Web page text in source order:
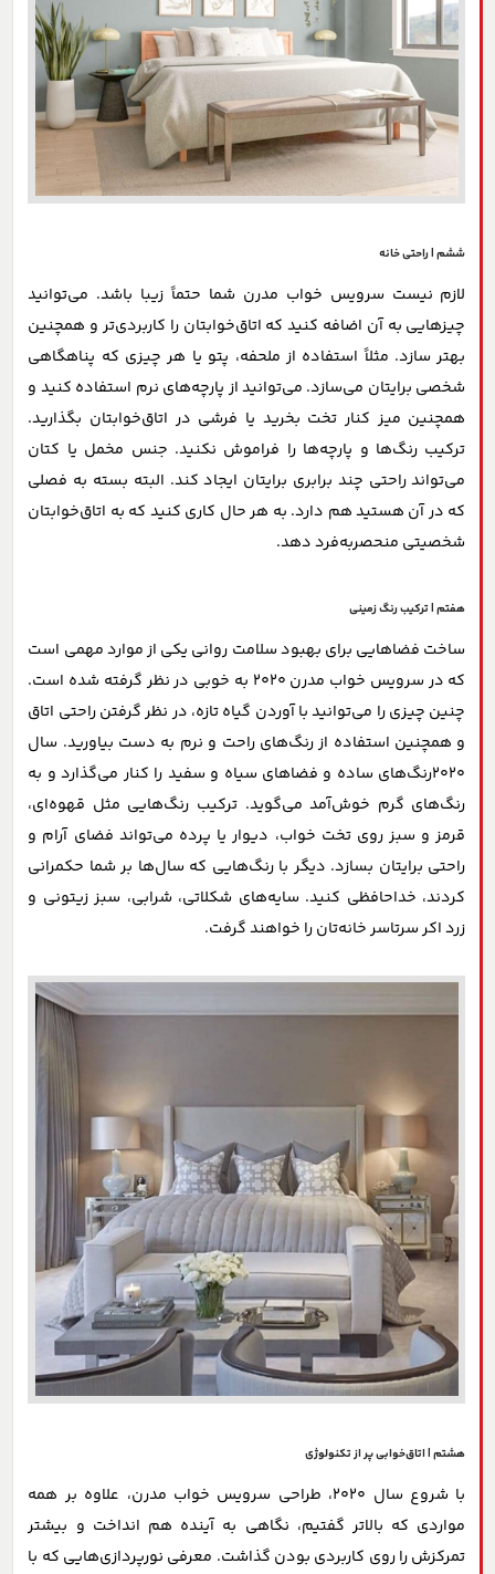
ششم | راحتی خانه
لازم نیست سرویس خواب مدرن شما حتماً زیبا باشد. می‌توانید
چیزهایی به آن اضافه کنید که اتاق‌خوابتان را کاربردی‌تر و همچنین
بهتر سازد. مثلاً استفاده از ملحفه، پتو یا هر چیزی که پناهگاهی
شخصی برایتان می‌سازد. می‌توانید از پارچه‌های نرم استفاده کنید و
همچنین میز کنار تخت بخرید یا فرشی در اتاق‌خوابتان بگذارید.
ترکیب رنگ‌ها و پارچه‌ها را فراموش نکنید. جنس مخمل یا کتان
می‌تواند راحتی چند برابری برایتان ایجاد کند. البته بسته به فصلی
که در آن هستید هم دارد. به هر حال کاری کنید که به اتاق‌خوابتان
شخصیتی منحصربه‌فرد دهد.
هفتم | ترکیب رنگ زمینی
ساخت فضاهایی برای بهبود سلامت روانی یکی از موارد مهمی است
که در سرویس خواب مدرن 2020 به خوبی در نظر گرفته شده است.
چنین چیزی را می‌توانید با آوردن گیاه تازه، در نظر گرفتن راحتی اتاق
و همچنین استفاده از رنگ‌های راحت و نرم به دست بیاورید. سال
2020رنگ‌های ساده و فضاهای سیاه و سفید را کنار می‌گذارد و به
رنگ‌های گرم خوش‌آمد می‌گوید. ترکیب رنگ‌هایی مثل قهوه‌ای،
قرمز و سبز روی تخت خواب، دیوار یا پرده می‌تواند فضای آرام و
راحتی برایتان بسازد. دیگر با رنگ‌هایی که سال‌ها بر شما حکمرانی
کردند، خداحافظی کنید. سایه‌های شکلاتی، شرابی، سبز زیتونی و
زرد اکر سرتاسر خانه‌تان را خواهند گرفت.
هشتم | اتاق‌خوابی پر از تکنولوژی
با شروع سال 2020، طراحی سرویس خواب مدرن، علاوه بر همه
مواردی که بالاتر گفتیم، نگاهی به آینده هم انداخت و بیشتر
تمرکزش را روی کاربردی بودن گذاشت. معرفی نورپردازی‌هایی که با